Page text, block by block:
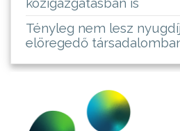
Tényleg nem lesz
elöregedő